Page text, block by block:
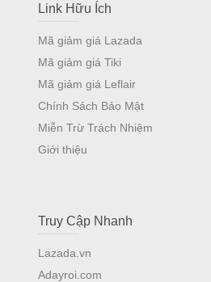
Link Hữu Ích
Mã giảm giá Lazada
Mã giảm giá Tiki
Mã giảm giá Leflair
Chính Sách Bảo Mật
Miễn Trừ Trách Nhiệm
Giới thiệu
Truy Cập Nhanh
Lazada.vn
Adayroi.com